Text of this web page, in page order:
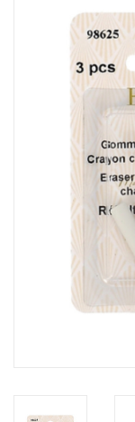
Koopjeshoek
Laatste Kans
Beloningen